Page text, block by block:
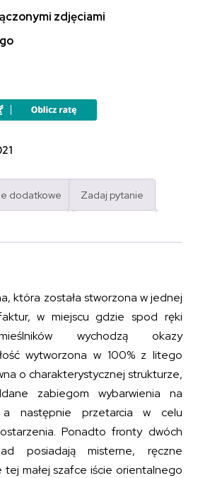
zdjęciami
dodatkowe Zadaj pytanie
która została stworzona w jednej
w miejscu gdzie spod ręki
wychodzą okazy
wytworzona w 100% z litego
o charakterystycznej strukturze,
zabiegom wybarwienia na
a następnie przetarcia w celu
Ponadto fronty dwóch
posiadają misterne, ręczne
tej małej szafce iście orientalnego